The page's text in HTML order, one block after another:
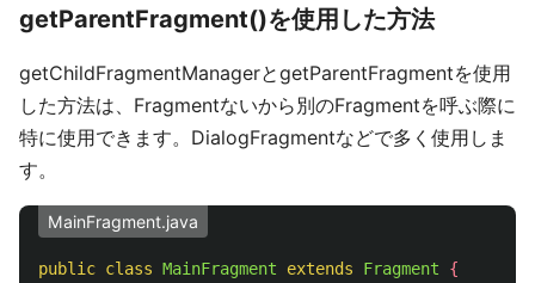
getParentFragment()を使用した方法
getChildFragmentManagerとgetParentFragmentを使用
した方法は、Fragmentないから別のFragmentを呼ぶ際に
特に使用できます。DialogFragmentなどで多く使用しま
す。
MainFragment.java
public class MainFragment extends Fragment
{